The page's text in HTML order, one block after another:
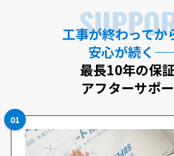
工事が終わってか
安心が続く
最長10年の保
アフターサポ
01